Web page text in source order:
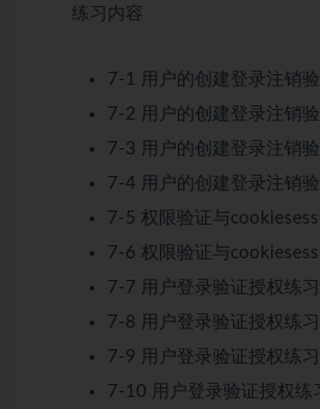
练习内容
7-1 用户的创建登录注销验
7-2 用户的创建登录注销验
7-3 用户的创建登录注销验
7-4 用户的创建登录注销验
7-5 权限验证与
7-6 权限验证与
7-7 用户登录验证授权练
7-8 用户登录验证授权练
7-9 用户登录验证授权练
7-10 用户登录验证授权练